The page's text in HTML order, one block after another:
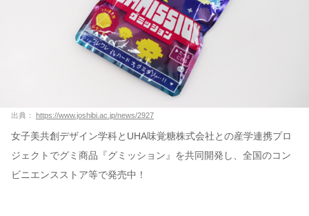
出典： https://www.joshibi.ac.jp/news/2927
女子美共創デザイン学科とUHA味覚糖株式会社との産学連携プロ
ジェクトでグミ商品『グミッション』を共同開発し、全国のコン
ビニエンスストア等で発売中！